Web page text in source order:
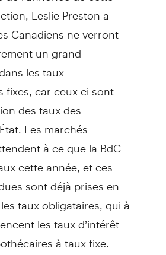
Leslie Preston a
Canadiens ne verront
un grand
les taux
fixes, car ceux-ci sont
des taux des
Les marchés
à ce que la BdC
cette année, et ces
sont déjà prises en
taux obligataires, qui à
les taux d’intérêt
à taux fixe.